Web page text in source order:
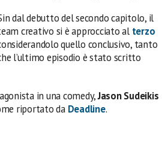
dal debutto del secondo capitolo, il
creativo si è approcciato al terzo
quello conclusivo, tanto
l’ultimo episodio è stato scritto
in una comedy,Jason Sudeikis
riportato da Deadline.